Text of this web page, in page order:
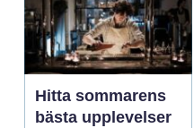
Hitta sommarens
bästa upplevelser